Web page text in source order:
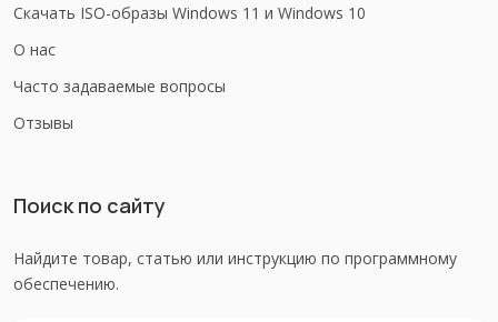
Скачать ISO-образы Windows 11 и Windows 10
О нас
Часто задаваемые вопросы
Отзывы
Поиск по сайту
Найдите товар, статью или инструкцию по программному
обеспечению.